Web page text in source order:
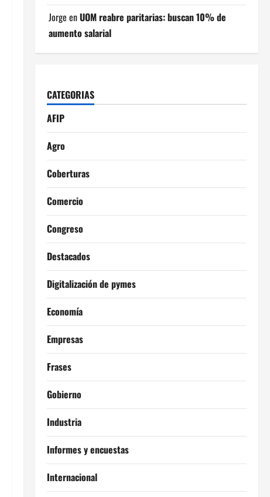
Jorge enUOM reabre paritarias: buscan 10% de
aumento salarial
CATEGORIAS
AFIP
Agro
Coberturas
Comercio
Congreso
Destacados
Digitalización de pymes
Economía
Empresas
Frases
Gobierno
Industria
Informes y encuestas
Internacional